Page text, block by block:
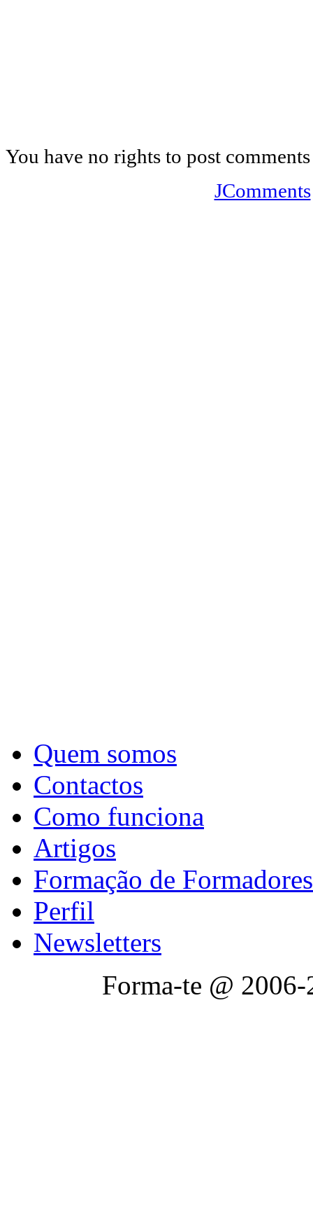
You have no rights to post comments
JComments
Quem somos
Contactos
Como funciona
Artigos
Formação de Formadores
Perfil
Newsletters
Forma-te @